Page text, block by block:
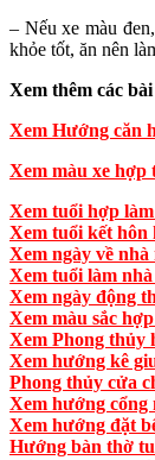
– Nếu xe màu
khỏe tốt, ăn nên
Xem thêm các
Xem Hướng căn
Xem màu xe hợp
Xem tuổi hợp
Xem tuổi kết hôn
Xem ngày về
Xem tuổi làm
Xem ngày động
Xem màu sắc
Xem Phong thủy
Xem hướng kê
Phong thủy cửa
Xem hướng cổng
Xem hướng đặt
Hướng bàn thờ